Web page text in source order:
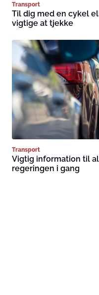
Transport
Til dig med en cykel
vigtige at tjekke
Transport
Vigtig information til
regeringen i gang